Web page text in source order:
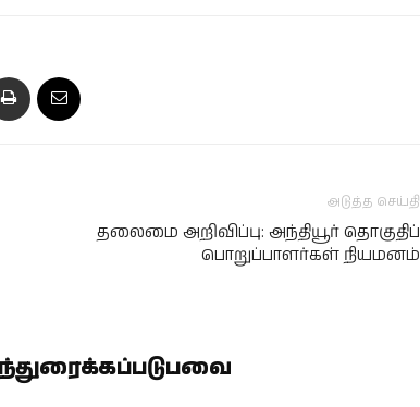
அடுத்த செய்தி
தலைமை அறிவிப்பு: அந்தியூர் தொகுதிப்
பொறுப்பாளர்கள் நியமனம்